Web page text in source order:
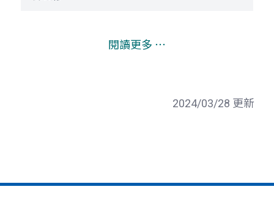
閱讀更多 ⋯
2024/03/28 更新